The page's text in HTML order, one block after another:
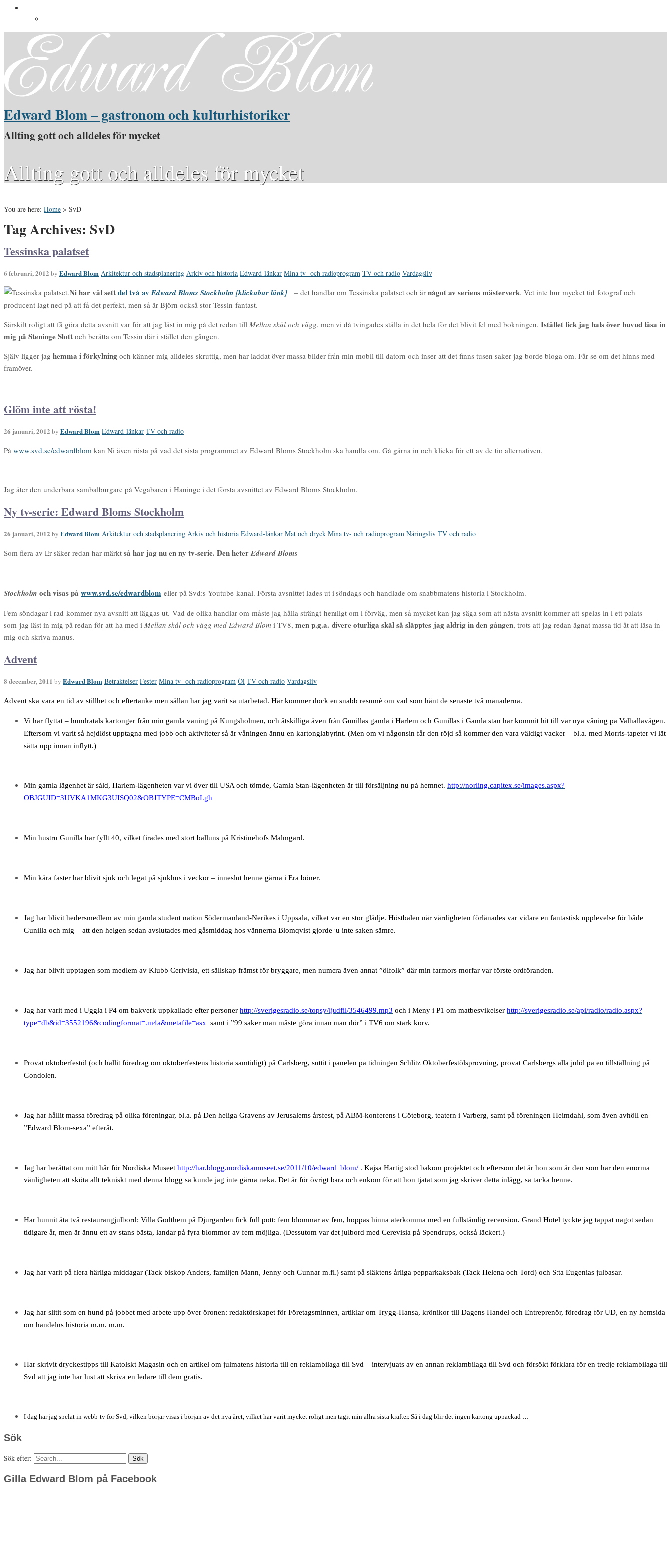
Edward Blom – gastronom och kulturhistoriker
Allting gott och alldeles för mycket
Allting gott och alldeles för mycket
You are here: Home > SvD
Tag Archives: SvD
Tessinska palatset
6 februari, 2012 by Edward Blom Arkitektur och stadsplanering Arkiv och historia Edward-länkar Mina tv- och radioprogram TV och radio Vardagsliv
Ni har väl settdel två avEdward Bloms Stockholm [klickabar länk] – det handlar om Tessinska palatset och är något av seriens mästerverk. Vet inte hur mycket tid fotograf och
producent lagt ned på att få det perfekt, men så är Björn också stor Tessin-fantast.
Särskilt roligt att få göra detta avsnitt var för att jag läst in mig på det redan till Mellan skål och vägg, men vi då tvingades ställa in det hela för det blivit fel med bokningen. Istället fick jag hals över huvud läsa in
mig på Steninge Slott och berätta om Tessin där i stället den gången.
Själv ligger jag hemma i förkylning och känner mig alldeles skruttig, men har laddat över massa bilder från min mobil till datorn och inser att det finns tusen saker jag borde bloga om. Får se om det hinns med
framöver.
Glöm inte att rösta!
26 januari, 2012 by Edward Blom Edward-länkar TV och radio
På www.svd.se/edwardblom kan Ni även rösta på vad det sista programmet av Edward Bloms Stockholm ska handla om. Gå gärna in och klicka för ett av de tio alternativen.
Jag äter den underbara sambalburgare på Vegabaren i Haninge i det första avsnittet av Edward Bloms Stockholm.
Ny tv-serie: Edward Bloms Stockholm
26 januari, 2012 by Edward Blom Arkitektur och stadsplanering Arkiv och historia Edward-länkar Mat och dryck Mina tv- och radioprogram Näringsliv TV och radio
Som flera av Er säker redan har märkt så har jag nu en ny tv-serie. Den heterEdward Bloms
Stockholm och visas på www.svd.se/edwardblom eller på Svd:s Youtube-kanal. Första avsnittet lades ut i söndags och handlade om snabbmatens historia i Stockholm.
Fem söndagar i rad kommer nya avsnitt att läggas ut. Vad de olika handlar om måste jag hålla strängt hemligt om i förväg, men så mycket kan jag säga som att nästa avsnitt kommer att spelas in i ett palats
som jag läst in mig på redan för att ha med i Mellan skål och vägg med Edward Blom i TV8, men p.g.a. divere oturliga skäl så släpptes jag aldrig in den gången, trots att jag redan ägnat massa tid åt att läsa in
mig och skriva manus.
Advent
8 december, 2011 by Edward Blom Betraktelser Fester Mina tv- och radioprogram Öl TV och radio Vardagsliv
Advent ska vara en tid av stillhet och eftertanke men sällan har jag varit så utarbetad. Här kommer dock en snabb resumé om vad som hänt de senaste två månaderna.
Vi har flyttat – hundratals kartonger från min gamla våning på Kungsholmen, och åtskilliga även från Gunillas gamla i Harlem och Gunillas i Gamla stan har kommit hit till vår nya våning på Valhallavägen.
Eftersom vi varit så hejdlöst upptagna med jobb och aktiviteter så är våningen ännu en kartonglabyrint. (Men om vi någonsin får den röjd så kommer den vara väldigt vacker – bl.a. med Morris-tapeter vi lät
sätta upp innan inflytt.)
Min gamla lägenhet är såld, Harlem-lägenheten var vi över till USA och tömde, Gamla Stan-lägenheten är till försäljning nu på hemnet. http://norling.capitex.se/images.aspx?
OBJGUID=3UVKA1MKG3UISQ02&OBJTYPE=CMBoLgh
Min hustru Gunilla har fyllt 40, vilket firades med stort balluns på Kristinehofs Malmgård.
Min kära faster har blivit sjuk och legat på sjukhus i veckor – inneslut henne gärna i Era böner.
Jag har blivit hedersmedlem av min gamla student nation Södermanland-Nerikes i Uppsala, vilket var en stor glädje. Höstbalen när värdigheten förlänades var vidare en fantastisk upplevelse för både
Gunilla och mig – att den helgen sedan avslutades med gåsmiddag hos vännerna Blomqvist gjorde ju inte saken sämre.
Jag har blivit upptagen som medlem av Klubb Cerivisia, ett sällskap främst för bryggare, men numera även annat ”ölfolk” där min farmors morfar var förste ordföranden.
Jag har varit med i Uggla i P4 om bakverk uppkallade efter personer http://sverigesradio.se/topsy/ljudfil/3546499.mp3 och i Meny i P1 om matbesvikelser http://sverigesradio.se/api/radio/radio.aspx?
type=db&id=3552196&codingformat=.m4a&metafile=asx samt i ”99 saker man måste göra innan man dör” i TV6 om stark korv.
Provat oktoberfestöl (och hållit föredrag om oktoberfestens historia samtidigt) på Carlsberg, suttit i panelen på tidningen Schlitz Oktoberfestölsprovning, provat Carlsbergs alla julöl på en tillställning på
Gondolen.
Jag har hållit massa föredrag på olika föreningar, bl.a. på Den heliga Gravens av Jerusalems årsfest, på ABM-konferens i Göteborg, teatern i Varberg, samt på föreningen Heimdahl, som även avhöll en
”Edward Blom-sexa” efteråt.
Jag har berättat om mitt hår för Nordiska Museet http://har.blogg.nordiskamuseet.se/2011/10/edward_blom/ . Kajsa Hartig stod bakom projektet och eftersom det är hon som är den som har den enorma
vänligheten att sköta allt tekniskt med denna blogg så kunde jag inte gärna neka. Det är för övrigt bara och enkom för att hon tjatat som jag skriver detta inlägg, så tacka henne.
Har hunnit äta två restaurangjulbord: Villa Godthem på Djurgården fick full pott: fem blommar av fem, hoppas hinna återkomma med en fullständig recension. Grand Hotel tyckte jag tappat något sedan
tidigare år, men är ännu ett av stans bästa, landar på fyra blommor av fem möjliga. (Dessutom var det julbord med Cerevisia på Spendrups, också läckert.)
Jag har varit på flera härliga middagar (Tack biskop Anders, familjen Mann, Jenny och Gunnar m.fl.) samt på släktens årliga pepparkaksbak (Tack Helena och Tord) och S:ta Eugenias julbasar.
Jag har slitit som en hund på jobbet med arbete upp över öronen: redaktörskapet för Företagsminnen, artiklar om Trygg-Hansa, krönikor till Dagens Handel och Entreprenör, föredrag för UD, en ny hemsida
om handelns historia m.m. m.m.
Har skrivit dryckestipps till Katolskt Magasin och en artikel om julmatens historia till en reklambilaga till Svd – intervjuats av en annan reklambilaga till Svd och försökt förklara för en tredje reklambilaga till
Svd att jag inte har lust att skriva en ledare till dem gratis.
I dag har jag spelat in webb-tv för Svd, vilken börjar visas i början av det nya året, vilket har varit mycket roligt men tagit min allra sista krafter. Så i dag blir det ingen kartong uppackad …
Sök
Sök efter:
Gilla Edward Blom på Facebook